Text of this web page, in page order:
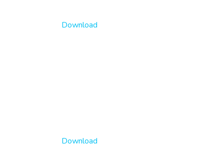
Download
Download